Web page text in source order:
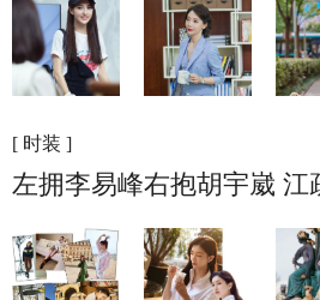
[ 时装 ]
左拥李易峰右抱胡宇崴